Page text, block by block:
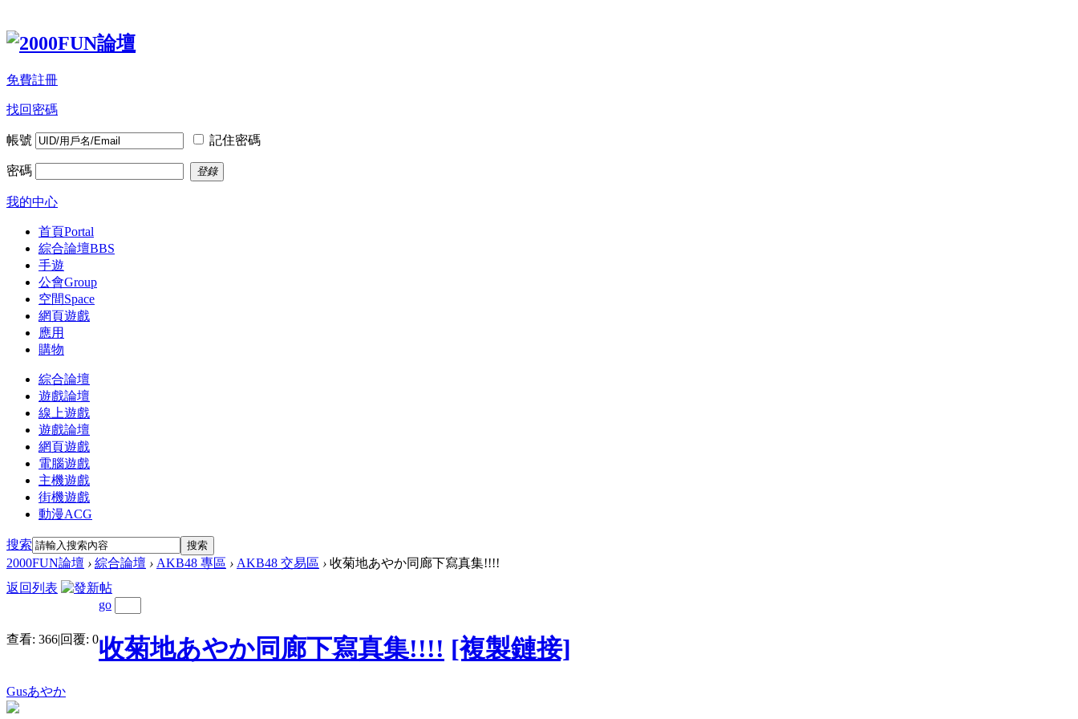
免費註冊
找回密碼
帳號 記住密碼
密碼 登錄
我的中心
首頁Portal
綜合論壇BBS
手遊
公會Group
空間Space
網頁遊戲
應用
購物
綜合論壇
遊戲論壇
線上遊戲
遊戲論壇
網頁遊戲
電腦遊戲
主機遊戲
街機遊戲
動漫ACG
搜索 搜索
2000FUN論壇 › 綜合論壇 › AKB48 專區 › AKB48 交易區 › 收菊地あやか同廊下寫真集!!!!
返回列表
查看: 366|回覆: 0
go
收菊地あやか同廊下寫真集!!!! [複製鏈接]
Gusあやか